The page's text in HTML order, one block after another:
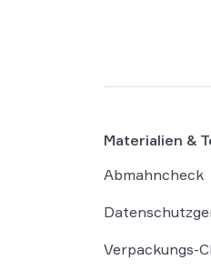
Materialien &
Abmahncheck
Verpackungs-